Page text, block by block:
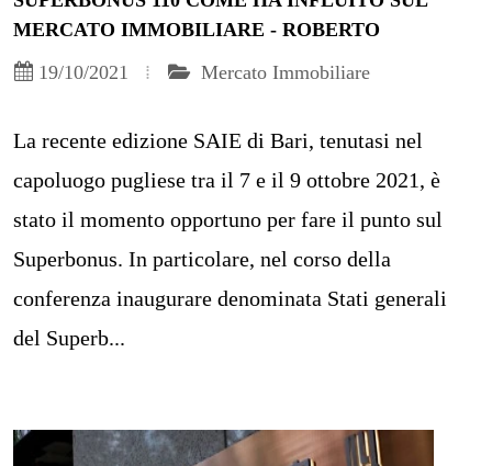
MERCATO IMMOBILIARE - ROBERTO
19/10/2021
Mercato Immobiliare
La recente edizione SAIE di Bari, tenutasi nel
capoluogo pugliese tra il 7 e il 9 ottobre 2021, è
stato il momento opportuno per fare il punto sul
Superbonus. In particolare, nel corso della
conferenza inaugurare denominata Stati generali
del Superb...